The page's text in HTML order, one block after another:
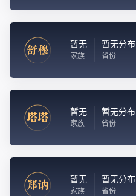
舒穆 暂无
家族
暂无分布
省份
塔塔 暂无
家族
暂无分布
省份
郑讷 暂无
家族
暂无分布
省份